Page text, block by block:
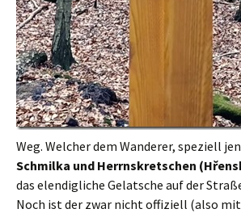
Weg. Welcher dem Wanderer, speziell
Schmilka und Herrnskretschen
das elendigliche Gelatsche auf der
Noch ist der zwar nicht offiziell (also